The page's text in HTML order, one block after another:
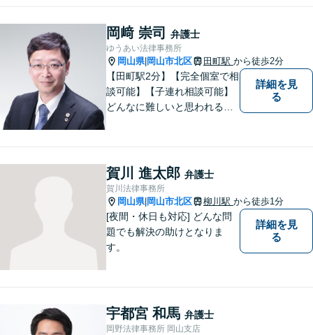
ラス対応】【後払い対応】
【日弁連国際人権問題委員会
所属】お困りの方は、お気軽
にご相談下さい。
岡﨑 崇司 弁護士
ゆうあい法律事務所
岡山県| 岡山市北区 田町駅 から徒歩2分
【田町駅2分】【完全個室で相
談可能】【子連れ相談可能】
どんなに難しいと思われる案
ている皆さまの現状を良い方
向に変化させることができる
ように全力を尽くします。
詳細を見
る
賀川 進太郎 弁護士
賀川法律事務所
岡山県| 岡山市北区 柳川駅 から徒歩1分
[夜間・休日も対応] どんな問
題でも解決の助けとなりま
す。
詳細を見
る
宇都宮 和馬 弁護士
岡野法律事務所 岡山支店